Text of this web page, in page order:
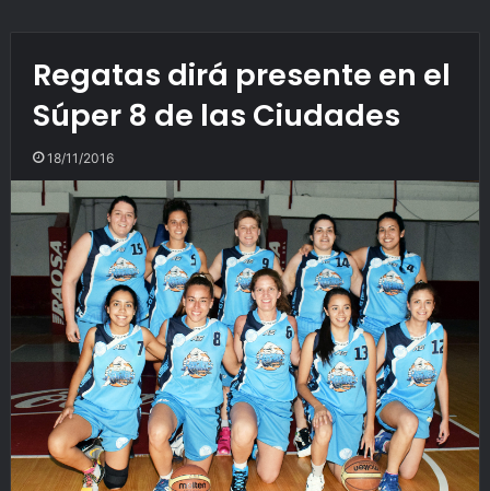
Regatas dirá presente en el
Súper 8 de las Ciudades
18/11/2016